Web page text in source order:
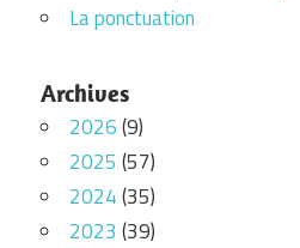
La ponctuation
Archives
2026(9)
2025 (57)
2024(35)
2023 (39)